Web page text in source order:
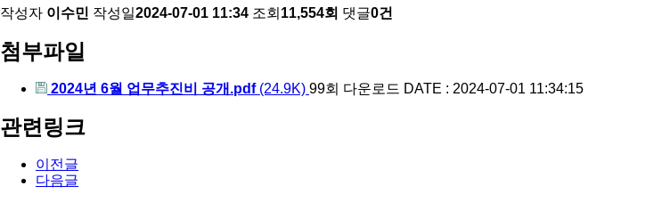
작성자 이수민 작성일2024-07-01 11:34 조회 11,554회 댓글0건
첨부파일
2024년 6월 업무추진비 공개.pdf(24.9K) 99회 다운로드 DATE : 2024-07-01 11:34:15
관련링크
이전글
다음글